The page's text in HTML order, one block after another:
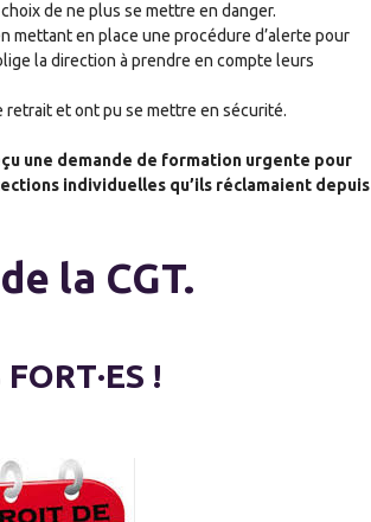
de ne plus se mettre en danger.
mettant en place une procédure d’alerte pour
la direction à prendre en compte leurs
et ont pu se mettre en sécurité.
une demande de formation urgente pour
individuelles qu’ils réclamaient depuis
la CGT.
!